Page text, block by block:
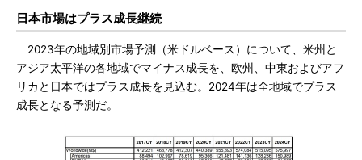
日本市場はプラス成長継続
2023年の地域別市場予測（米ドルベース）について、米州と
アジア太平洋の各地域でマイナス成長を、欧州、中東およびアフ
リカと日本ではプラス成長を見込む。2024年は全地域でプラス
成長となる予測だ。